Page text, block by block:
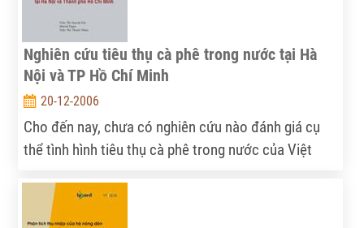
Nghiên cứu tiêu thụ cà phê trong nước tại Hà
Nội và TP Hồ Chí Minh
20-12-2006
Cho đến nay, chưa có nghiên cứu nào đánh giá cụ
thể tình hình tiêu thụ cà phê trong nước của Việt
Việt Nam, xu thế tiêu thụ, khó khăn trong quá trình
khuyến khích tiêu thụ cà phê ...